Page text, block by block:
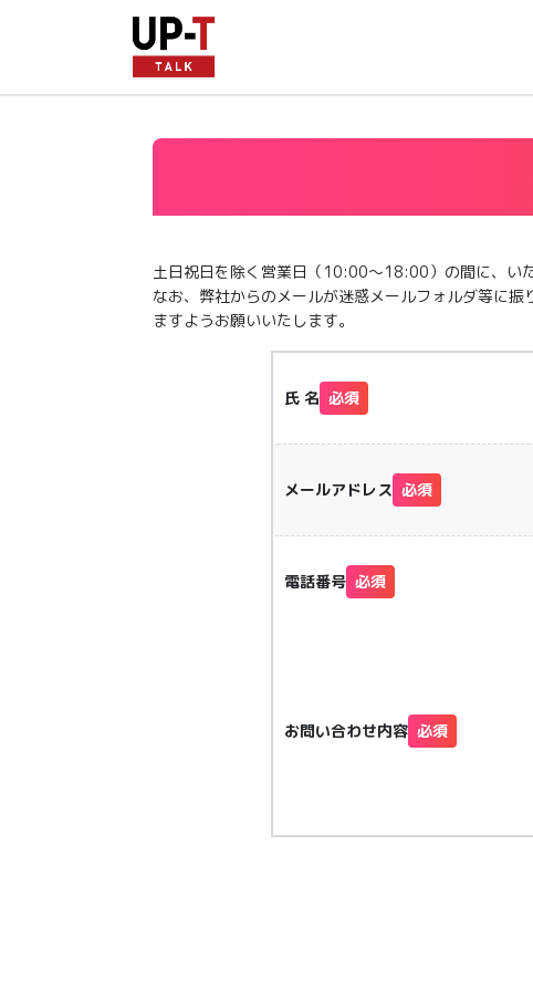
土日祝日を除く営業日（10:00～18:00）の間に、い
なお、弊社からのメールが迷惑メールフォルダ等に
ますようお願いいたします。
氏 名 必須
メールアドレス 必須
電話番号 必須
お問い合わせ内容 必須